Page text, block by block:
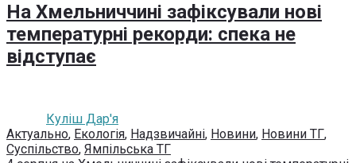
На Хмельниччині зафіксували нові
температурні рекорди: спека не
відступає
Куліш Дар'я
Актуально, Екологія, Надзвичайні, Новини, Новини ТГ,
Суспільство, Ямпільська ТГ